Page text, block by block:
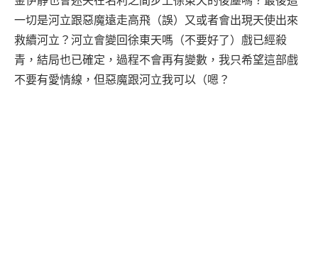
一切是河立跟惡魔遠走高飛（誤）又或者會出現天使出來
救續河立？河立會變回徐東天嗎（不要好了）戲已經殺
青，結局也已確定，過程不會再有變數，我只希望這部戲
不要有愛情線，但惡魔跟河立我可以（嗯？